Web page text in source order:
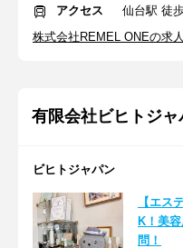
アクセス
仙台駅 徒
株式会社REMEL ONEの求
有限会社ビヒトジャ
ビヒトジャパン
【エス
K！美
問！